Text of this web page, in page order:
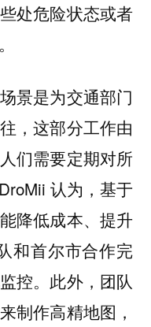
处危险状态或者
景是为交通部门
，这部分工作由
们需要定期对所
认为，基于
降低成本、提升
和首尔市合作完
控。此外，团队
制作高精地图，